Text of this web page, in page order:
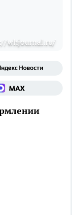
whjournal.ru/